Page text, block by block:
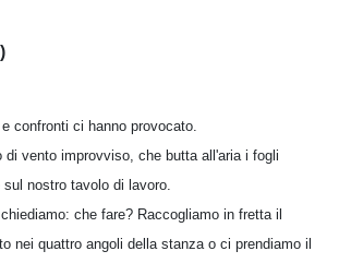
confronti ci hanno provocato.
di vento improvviso, che butta all'aria i fogli
nostro tavolo di lavoro.
che fare? Raccogliamo in fretta il
nei quattro angoli della stanza o ci prendiamo il